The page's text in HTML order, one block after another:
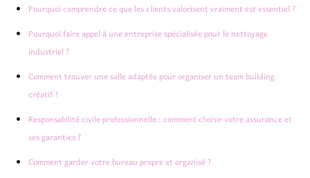
Pourquoi comprendre ce que les clients valorisent vraiment est essentiel ?
Pourquoi faire appel à une entreprise spécialisée pour le nettoyage
industriel ?
Comment trouver une salle adaptée pour organiser un team building
créatif ?
Responsabilité civile professionnelle : comment choisir votre assurance et
ses garanties ?
Comment garder votre bureau propre et organisé ?